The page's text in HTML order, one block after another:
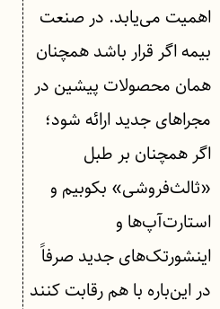
اهمیت می‌یابد. در صنعت
بیمه اگر قرار باشد همچنان
همان محصولات پیشین در
مجراهای جدید ارائه شود؛
اگر همچنان بر طبل
«ثالث‌فروشی» بکوبیم و
استارت‌آپ‌ها و
اینشورتک‌های جدید صرفاً
در این‌باره با هم رقابت کنند